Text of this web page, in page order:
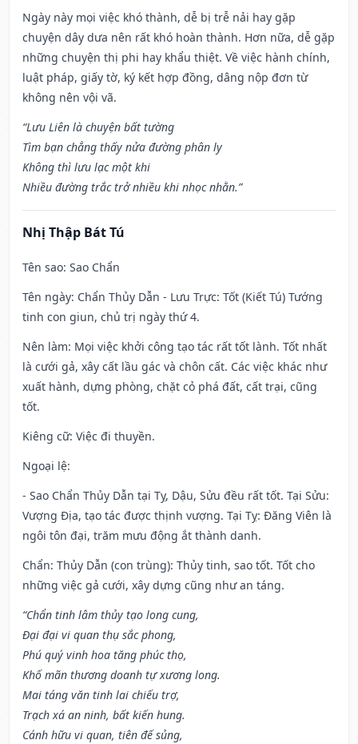
Ngày này mọi việc khó thành, dễ bị trễ nải hay gặp
chuyện dây dưa nên rất khó hoàn thành. Hơn nữa, dễ gặp
những chuyện thị phi hay khẩu thiệt. Về việc hành chính,
luật pháp, giấy tờ, ký kết hợp đồng, dâng nộp đơn từ
không nên vội vã.
“Lưu Liên là chuyện bất tường
Tìm bạn chẳng thấy nửa đường phân ly
Không thì lưu lạc một khi
Nhiều đường trắc trở nhiều khi nhọc nhằn.”
Nhị Thập Bát Tú
Tên sao: Sao Chẩn
Tên ngày: Chẩn Thủy Dẫn - Lưu Trực: Tốt (Kiết Tú) Tướng
tinh con giun, chủ trị ngày thứ 4.
Nên làm: Mọi việc khởi công tạo tác rất tốt lành. Tốt nhất
là cưới gả, xây cất lầu gác và chôn cất. Các việc khác như
xuất hành, dựng phòng, chặt cỏ phá đất, cất trại, cũng
tốt.
Kiêng cữ: Việc đi thuyền.
Ngoại lệ:
- Sao Chẩn Thủy Dẫn tại Tỵ, Dậu, Sửu đều rất tốt. Tại Sửu:
Vượng Địa, tạo tác được thịnh vượng. Tại Tỵ: Đăng Viên là
ngôi tôn đại, trăm mưu động ắt thành danh.
Chẩn: Thủy Dẫn (con trùng): Thủy tinh, sao tốt. Tốt cho
những việc gả cưới, xây dựng cũng như an táng.
“Chẩn tinh lâm thủy tạo long cung,
Đại đại vi quan thụ sắc phong,
Phú quý vinh hoa tăng phúc thọ,
Khố mãn thương doanh tự xương long.
Mai táng văn tinh lai chiếu trợ,
Trạch xá an ninh, bất kiến hung.
Cánh hữu vi quan, tiên đế sủng,